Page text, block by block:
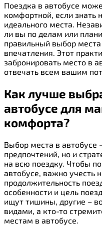
Поездка в автобусе
комфортной, если знать
идеального места.
ли вы по делам или
правильный выбор
впечатления. Этот
забронировать место в
отвечать всем вашим
Как лучше
автобусе для
комфорта?
Выбор места в автобусе
предпочтений, но и
на всю поездку. Чтобы
автобусе, важно учесть
продолжительность
особенности и цель
ищут тишины, другие –
видами, а кто-то
местам в автобусе.